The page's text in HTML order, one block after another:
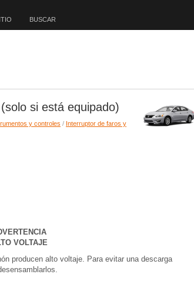
BUSCAR
si está equipado)
y controles / Interruptor de faros y
VOLTAJE
producen alto voltaje. Para evitar una descarga